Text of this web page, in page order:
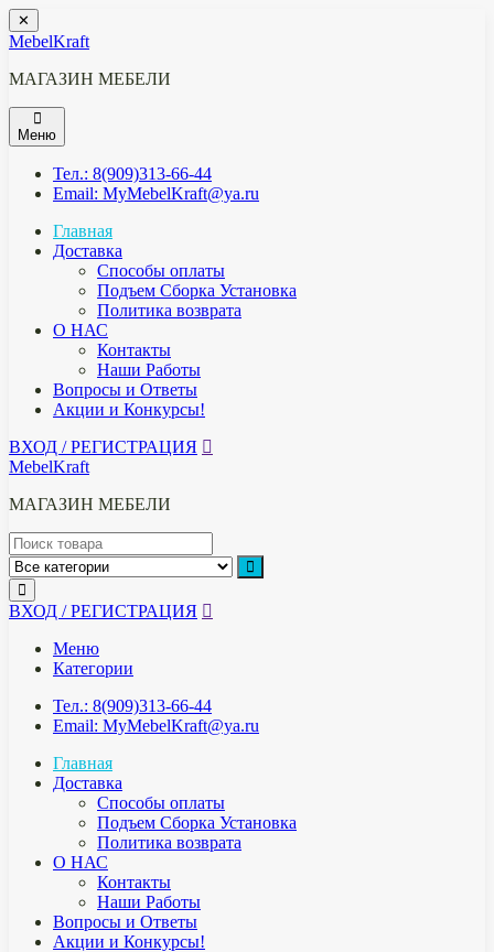
Перейти
к
✕
MebelKraft
МАГАЗИН МЕБЕЛИ
Меню
Тел.: 8(909)313-66-44
Email: MyMebelKraft@ya.ru
Главная
Доставка
Способы оплаты
Подъем Сборка Установка
Политика возврата
О НАС
Контакты
Наши Работы
Вопросы и Ответы
Акции и Конкурсы!
ВХОД / РЕГИСТРАЦИЯ
MebelKraft
МАГАЗИН МЕБЕЛИ
ВХОД / РЕГИСТРАЦИЯ
Меню
Категории
Тел.: 8(909)313-66-44
Email: MyMebelKraft@ya.ru
Главная
Доставка
Способы оплаты
Подъем Сборка Установка
Политика возврата
О НАС
Контакты
Наши Работы
Вопросы и Ответы
Акции и Конкурсы!